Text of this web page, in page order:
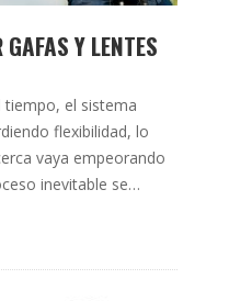
Y LENTES
tiempo, el sistema
flexibilidad, lo
vaya empeorando
inevitable se
de los 40-45 años